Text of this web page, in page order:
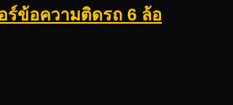
ร์ข้อความติดรถ 6 ล้อ